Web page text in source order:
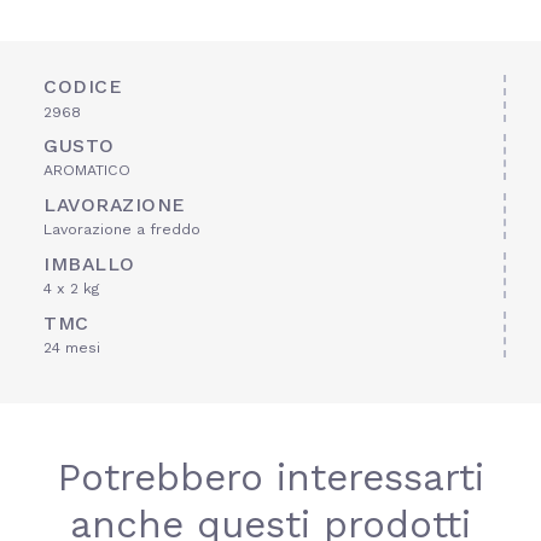
CODICE
2968
GUSTO
AROMATICO
LAVORAZIONE
Lavorazione a freddo
IMBALLO
4 x 2 kg
TMC
24 mesi
Potrebbero interessarti
anche questi prodotti